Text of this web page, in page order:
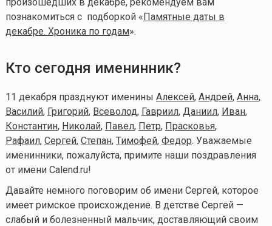
познакомиться с подборкой «Памятные даты в
декабре. Хроника по годам».
Кто сегодня именинник?
11 декабря празднуют именины Алексей, Андрей, Анна,
Василий, Григорий, Всеволод, Гавриил, Даниил, Иван,
Константин, Николай, Павел, Петр, Прасковья,
Рафаил, Сергей, Степан, Тимофей, Федор. Уважаемые
именинники, пожалуйста, примите наши поздравления
от имени Calend.ru!
Давайте немного поговорим об имени Сергей, которое
имеет римское происхождение. В детстве Сергей —
слабый и болезненный мальчик, доставляющий своим